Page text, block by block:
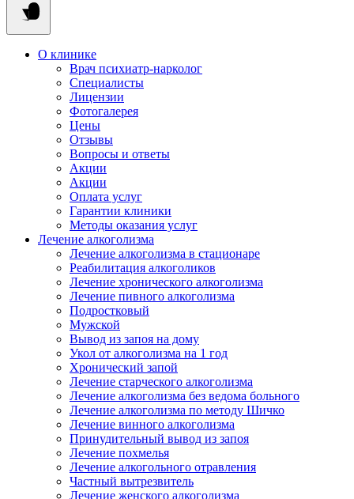
О клинике
Врач психиатр-нарколог
Специалисты
Лицензии
Фотогалерея
Цены
Отзывы
Вопросы и ответы
Акции
Акции
Оплата услуг
Гарантии клиники
Методы оказания услуг
Лечение алкоголизма
Лечение алкоголизма в стационаре
Реабилитация алкоголиков
Лечение хронического алкоголизма
Лечение пивного алкоголизма
Подростковый
Мужской
Вывод из запоя на дому
Укол от алкоголизма на 1 год
Хронический запой
Лечение старческого алкоголизма
Лечение алкоголизма без ведома больного
Лечение алкоголизма по методу Шичко
Лечение винного алкоголизма
Принудительный вывод из запоя
Лечение похмелья
Лечение алкогольного отравления
Частный вытрезвитель
Лечение женского алкоголизма